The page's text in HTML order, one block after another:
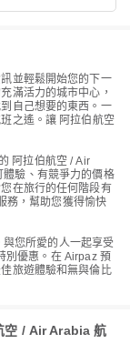
並輕鬆開始您的下一
滿活力的城市中心，
自己想要的東西。一
之遙。讓 阿拉伯航空
阿拉伯航空 / Air
驗、有競爭力的價格
在旅行的任何階段有
務，幫助您獲得愉快
您所愛的人一起享受
別優惠。在 Airpaz 預
佳旅遊體驗和無與倫比
空 / Air Arabia 航